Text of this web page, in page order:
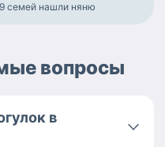
семей нашли няню
вопросы
в